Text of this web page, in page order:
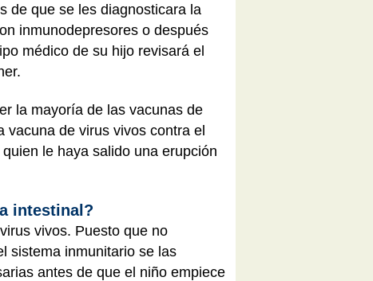
de que se les diagnosticara la
inmunodepresores o después
médico de su hijo revisará el
la mayoría de las vacunas de
de virus vivos contra el
le haya salido una erupción
intestinal?
vivos. Puesto que no
sistema inmunitario se las
antes de que el niño empiece